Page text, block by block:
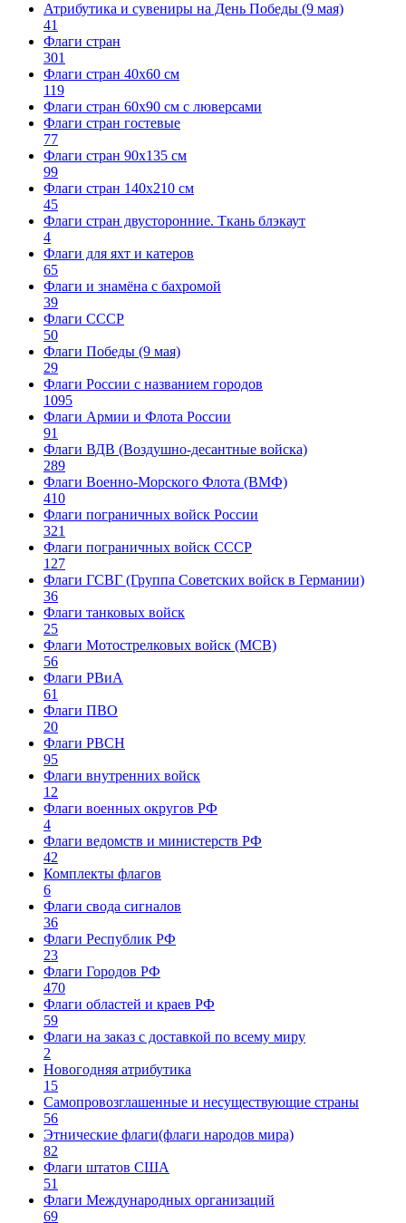
Атрибутика и сувениры на День Победы (9 мая)
41
Флаги стран
301
Флаги стран 40х60 см
119
Флаги стран 60x90 см с люверсами
Флаги стран гостевые
77
Флаги стран 90х135 см
99
Флаги стран 140х210 см
45
Флаги стран двусторонние. Ткань блэкаут
4
Флаги для яхт и катеров
65
Флаги и знамёна с бахромой
39
Флаги СССР
50
Флаги Победы (9 мая)
29
Флаги России с названием городов
1095
Флаги Армии и Флота России
91
Флаги ВДВ (Воздушно-десантные войска)
289
Флаги Военно-Морского Флота (ВМФ)
410
Флаги пограничных войск России
321
Флаги пограничных войск СССР
127
Флаги ГСВГ (Группа Советских войск в Германии)
36
Флаги танковых войск
25
Флаги Мотострелковых войск (МСВ)
56
Флаги РВиА
61
Флаги ПВО
20
Флаги РВСН
95
Флаги внутренних войск
12
Флаги военных округов РФ
4
Флаги ведомств и министерств РФ
42
Комплекты флагов
6
Флаги свода сигналов
36
Флаги Республик РФ
23
Флаги Городов РФ
470
Флаги областей и краев РФ
59
Флаги на заказ с доставкой по всему миру
2
Новогодняя атрибутика
15
Самопровозглашенные и несуществующие страны
56
Этнические флаги(флаги народов мира)
82
Флаги штатов США
51
Флаги Международных организаций
69